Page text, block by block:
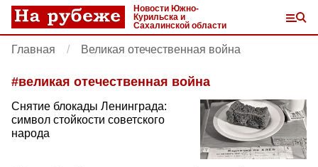
Новости Южно-
Курильска и
Сахалинской области
Главная Великая отечественная война
#великая отечественная война
Снятие блокады Ленинграда:
символ стойкости советского
народа